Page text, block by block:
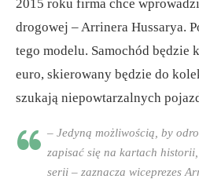
2015 roku firma chce
drogowej – Arrinera Hussarya.
tego modelu. Samochód będzie
euro, skierowany będzie do
szukają niepowtarzalnych
– Jedyną możliwością, by
zapisać się na kartach historii,
serii – zaznacza wiceprezes